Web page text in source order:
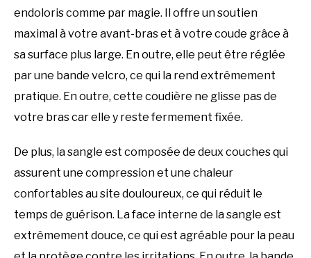
endoloris comme par magie. Il offre un soutien
maximal à votre avant-bras et à votre coude grâce à
sa surface plus large. En outre, elle peut être réglée
par une bande velcro, ce qui la rend extrêmement
pratique. En outre, cette coudière ne glisse pas de
votre bras car elle y reste fermement fixée.
De plus, la sangle est composée de deux couches qui
assurent une compression et une chaleur
confortables au site douloureux, ce qui réduit le
temps de guérison. La face interne de la sangle est
extrêmement douce, ce qui est agréable pour la peau